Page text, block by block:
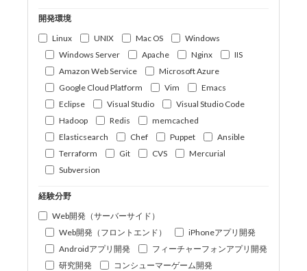
開発環境
Linux
UNIX Mac OS
Windows
Windows Server
Apache Nginx
IIS
Amazon Web Service
Microsoft Azure
Google Cloud Platform
Vim
Emacs
Eclipse
Visual Studio
Visual Studio Code
Hadoop
Redis
memcached
Elasticsearch
Chef Puppet
Ansible
Terraform
Git CVS
Mercurial
Subversion
経験分野
Web開発（サーバーサイド）
Web開発（フロントエンド）
iPhoneアプリ開発
Androidアプリ開発
フィーチャーフォンアプリ開発
研究開発
コンシューマーゲーム開発